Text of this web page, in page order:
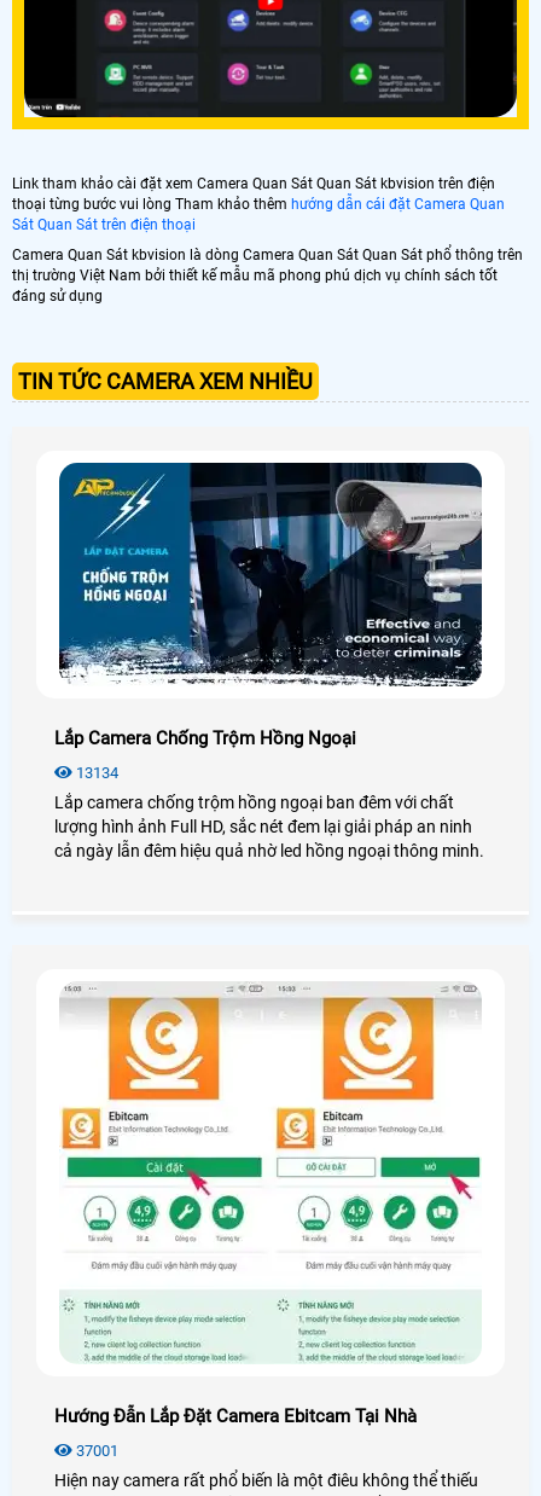
Link tham khảo cài đặt xem Camera Quan Sát Quan Sát kbvision trên điện
thoại từng bước vui lòng Tham khảo thêm hướng dẫn cái đặt Camera Quan
Sát Quan Sát trên điện thoại
Camera Quan Sát kbvision là dòng Camera Quan Sát Quan Sát phổ thông trên
thị trường Việt Nam bởi thiết kế mẫu mã phong phú dịch vụ chính sách tốt
đáng sử dụng
TIN TỨC CAMERA XEM NHIỀU
Lắp Camera Chống Trộm Hồng Ngoại
13134
Lắp camera chống trộm hồng ngoại ban đêm với chất
lượng hình ảnh Full HD, sắc nét đem lại giải pháp an ninh
cả ngày lẫn đêm hiệu quả nhờ led hồng ngoại thông minh.
Hướng Đẫn Lắp Đặt Camera Ebitcam Tại Nhà
37001
Hiện nay camera rất phổ biến là một điêu không thể thiếu